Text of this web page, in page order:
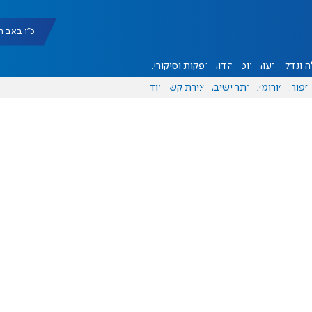
כ"ו באב
ונדל"ן דעות אוכל יהדות הפקות וסיקורים
ספורט פורומים אתר ישיבה יצירת קשר עוד